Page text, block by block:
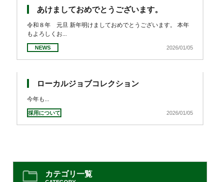
あけましておめでとうございます。
令和８年 元旦 新年明けましておめでとうございます。 本年
もよろしくお...
NEWS 2026/01/05
ローカルジョブコレクション
今年も...
採用について 2026/01/05
カテゴリ一覧